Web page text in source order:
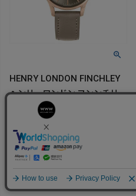
HENRY LONDON FINCHLEY
ヘンリーロンドン フンンチリー
/ HL34-LS-0424-GY
定価 ¥ 19,800
販売価格 ¥9,764
在庫切れ